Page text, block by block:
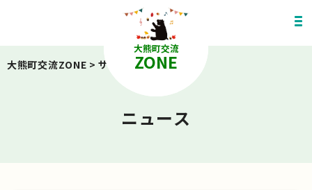
大熊町交流
ZONE
大熊町交流ZONE >サイトロゴ
ニュース